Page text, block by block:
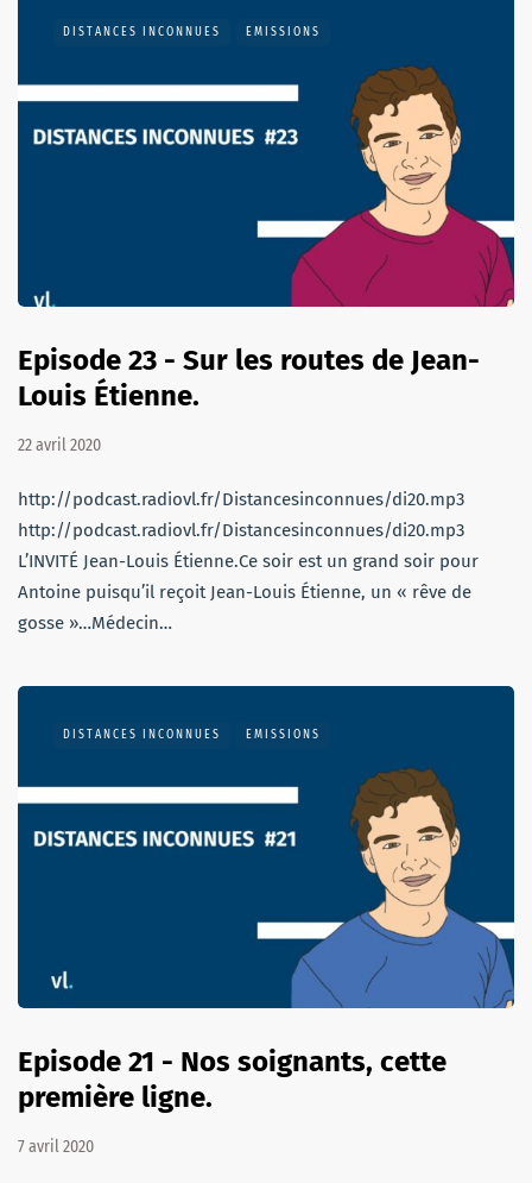
DISTANCES INCONNUES EMISSIONS
Episode 23 - Sur les routes de Jean-
Louis Étienne.
22 avril 2020
http://podcast.radiovl.fr/Distancesinconnues/di20.mp3
http://podcast.radiovl.fr/Distancesinconnues/di20.mp3
L’INVITÉ Jean-Louis Étienne.Ce soir est un grand soir pour
Antoine puisqu’il reçoit Jean-Louis Étienne, un « rêve de
gosse »…Médecin…
DISTANCES INCONNUES EMISSIONS
Episode 21 - Nos soignants, cette
première ligne.
7 avril 2020